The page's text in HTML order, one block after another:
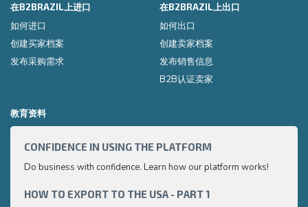
在B2BRAZIL上进口
如何进口
创建买家档案
发布采购需求
在B2BRAZIL上出口
如何出口
创建卖家档案
发布销售信息
B2B认证卖家
教育资料
CONFIDENCE IN USING THE PLATFORM
Do business with confidence. Learn how our platform works!
HOW TO EXPORT TO THE USA - PART 1